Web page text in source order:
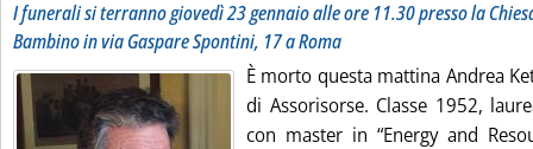
I funerali si terranno giovedì 23 gennaio alle ore 11.30 presso la
Bambino in via Gaspare Spontini, 17 a Roma
È morto questa mattina Andrea
di Assorisorse. Classe 1952,
con master in “Energy and